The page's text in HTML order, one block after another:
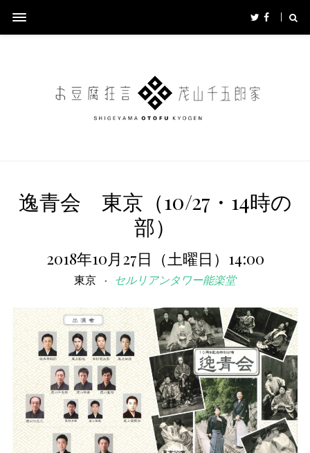
逸青会 東京（10/27・14時の
部）
2018年10月27日（土曜日）14:00
東京 セルリアンタワー能楽堂